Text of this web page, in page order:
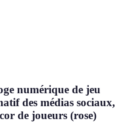
numérique de jeu
des médias sociaux,
de joueurs (rose)